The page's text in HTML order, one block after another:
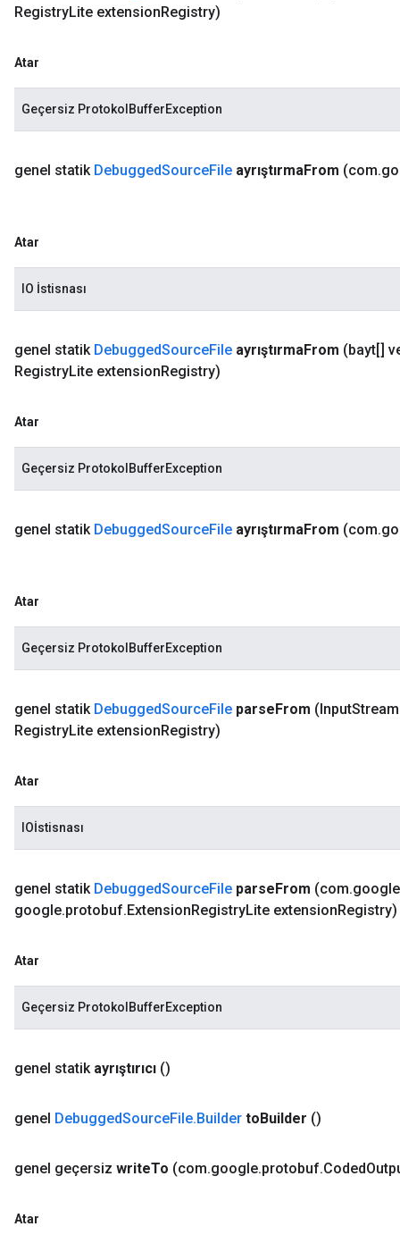
RegistryLite extensionRegistry)
Atar
Geçersiz ProtokolBufferException
genel statik DebuggedSourceFile ayrıştırmaFrom (com.
Atar
IO İstisnası
genel statik DebuggedSourceFile ayrıştırmaFrom (bayt[]
RegistryLite extensionRegistry)
Atar
Geçersiz ProtokolBufferException
genel statik DebuggedSourceFile ayrıştırmaFrom (com.
Atar
Geçersiz ProtokolBufferException
genel statik DebuggedSourceFile parseFrom (Input
RegistryLite extensionRegistry)
Atar
IOİstisnası
genel statik DebuggedSourceFile parseFrom (com.google
google.protobuf.ExtensionRegistryLite extensionRegistry)
Atar
Geçersiz ProtokolBufferException
genel statik ayrıştırıcı ()
genel DebuggedSourceFile.Builder toBuilder ()
genel geçersiz writeTo (com.google.protobuf.Coded
Atar